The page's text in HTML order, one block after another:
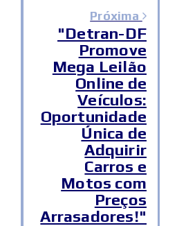
Próxima
"Detran-DF
Promove
Mega Leilão
Online de
Veículos:
Oportunidade
Única de
Adquirir
Carros e
Motos com
Preços
Arrasadores!"